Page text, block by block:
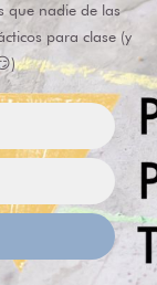
que nadie de las
para clase (y